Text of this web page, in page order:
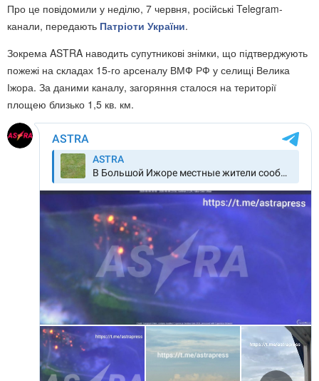
Про це повідомили у неділю, 7 червня, російські Telegram-
канали, передають Патріоти України.
Зокрема ASTRA наводить супутникові знімки, що підтверджують
пожежі на складах 15-го арсеналу ВМФ РФ у селищі Велика
Іжора. За даними каналу, загоряння сталося на території
площею близько 1,5 кв. км.